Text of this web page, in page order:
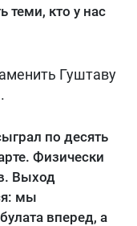
теми, кто у нас
Гуштаву
по десять
Физически
Выход
мы
вперед, а